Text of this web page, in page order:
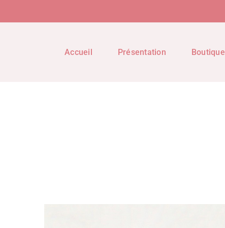
Accueil Présentation Boutique